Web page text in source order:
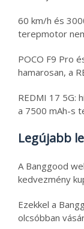
60 km/h és
terepmotor
POCO F9 Pro
hamarosan, a
REDMI 17 5G:
a 7500 mAh-s
Legújabb
A Banggood
kedvezmény
Ezekkel a
olcsóbban